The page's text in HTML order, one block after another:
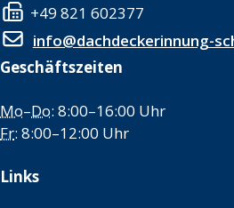
+49 821 602377
info@dachdeckerinnung-
Geschäftszeiten
Mo–Do: 8:00–16:00 Uhr
Fr: 8:00–12:00 Uhr
Links